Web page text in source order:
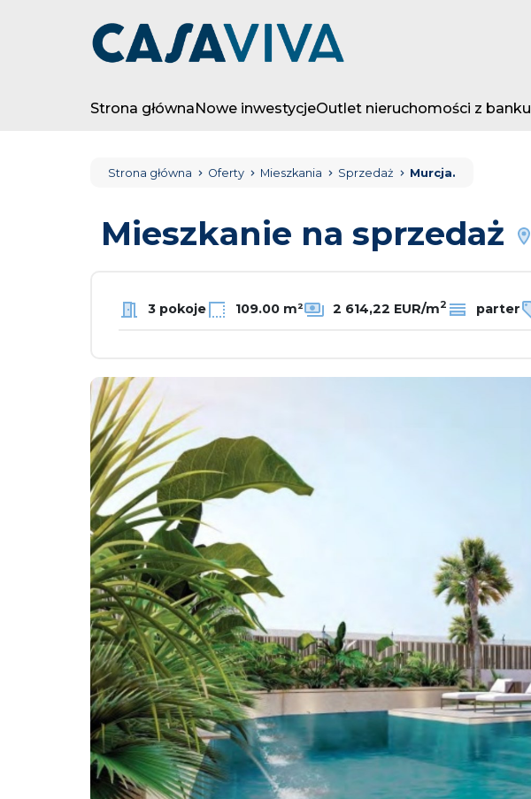
Strona głównaNowe inwestycjeOutlet nieruchomości z banku
Strona główna Oferty Mieszkania Sprzedaż Murcja.
Mieszkanie na sprzedaż
3 pokoje 109.00 m² 2 614,22 EUR/m2 parter